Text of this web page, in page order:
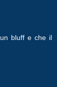
bluff e che il